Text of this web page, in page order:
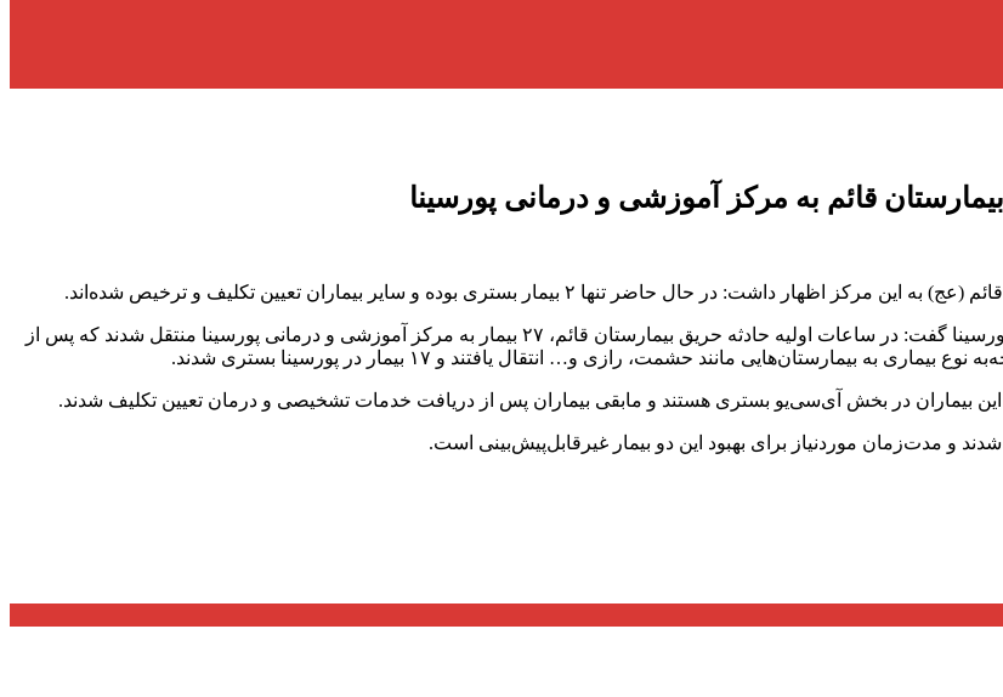
به گزارش آفتاب شمال ؛ دکتر ظهیر ریحانیان – رئیس مرکز آموزشی و درمانی پورسینا گفت: در ساعات اولیه حادثه حریق بیمارستان قائم، ۲۷ بیمار به مرکز آموزشی و درمانی پورسینا منتقل شدند که پس از
مانند حشمت، رازی و… انتقال یافتند و ۱۷ بیمار در پورسینا بستری شدند.
این بیماران در بخش آی‌سی‌یو بستری هستند و مابقی بیماران پس از دریافت خدمات تشخیصی و درمان تعیین تکلیف شدند.
و مدت‌زمان موردنیاز برای بهبود این دو بیمار غیرقابل‌پیش‌بینی است.